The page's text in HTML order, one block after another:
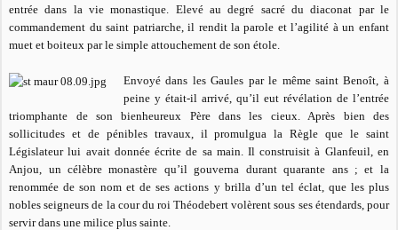
entrée dans la vie monastique. Elevé au degré sacré du diaconat par le
commandement du saint patriarche, il rendit la parole et l’agilité à un enfant
muet et boiteux par le simple attouchement de son étole.
Envoyé dans les Gaules par le même saint Benoît, à
peine y était-il arrivé, qu’il eut révélation de l’entrée
triomphante de son bienheureux Père dans les cieux. Après bien des
sollicitudes et de pénibles travaux, il promulgua la Règle que le saint
Législateur lui avait donnée écrite de sa main. Il construisit à Glanfeuil, en
Anjou, un célèbre monastère qu’il gouverna durant quarante ans ; et la
renommée de son nom et de ses actions y brilla d’un tel éclat, que les plus
nobles seigneurs de la cour du roi Théodebert volèrent sous ses étendards, pour
servir dans une milice plus sainte.